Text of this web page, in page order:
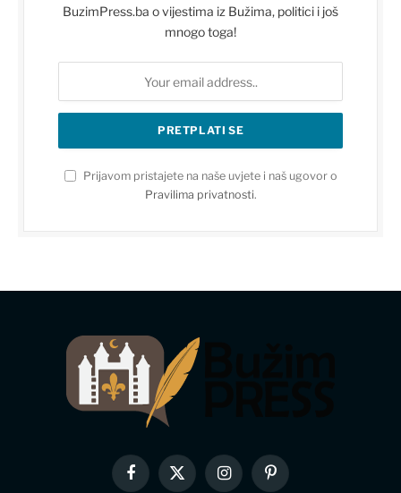
BuzimPress.ba o vijestima iz Bužima, politici i još
mnogo toga!
Prijavom pristajete na naše uvjete i naš ugovor o
Pravilima privatnosti.
Facebook
X
InstagramPinterest